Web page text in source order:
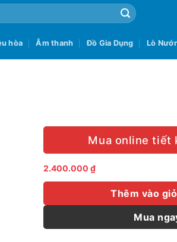
hòa Âm thanh Đồ Gia Dụng Lò
Mua online tiết
2.400.000 ₫
Thêm vào
Mua